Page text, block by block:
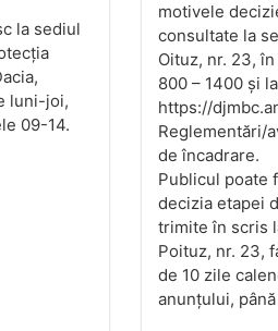
la sediul
luni-joi,
09-14.
motivele
consultate la
Oituz, nr. 23,
800 – 1400 și
https://
Reglementări/
de încadrare.
Publicul poate
decizia etapei
trimite în scris
Poituz, nr. 23,
de 10 zile
anunțului,